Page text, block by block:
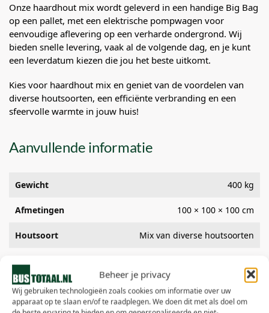
Beheer je privacy
Wij gebruiken technologieën zoals cookies om informatie over uw
apparaat op te slaan en/of te raadplegen. We doen dit met als doel om
Onze haardhout mix wordt geleverd in een handige Big Bag
op een pallet, met een elektrische pompwagen voor
eenvoudige aflevering op een verharde ondergrond. Wij
bieden snelle levering, vaak al de volgende dag, en je kunt
een leverdatum kiezen die jou het beste uitkomt.
Kies voor haardhout mix en geniet van de voordelen van
diverse houtsoorten, een efficiënte verbranding en een
sfeervolle warmte in jouw huis!
Aanvullende informatie
Gewicht 400 kg
Afmetingen 100 × 100 × 100 cm
Houtsoort Mix van diverse houtsoorten
hout
<20%
Toepassing Haardkachel, Vuurkorf, BBQ